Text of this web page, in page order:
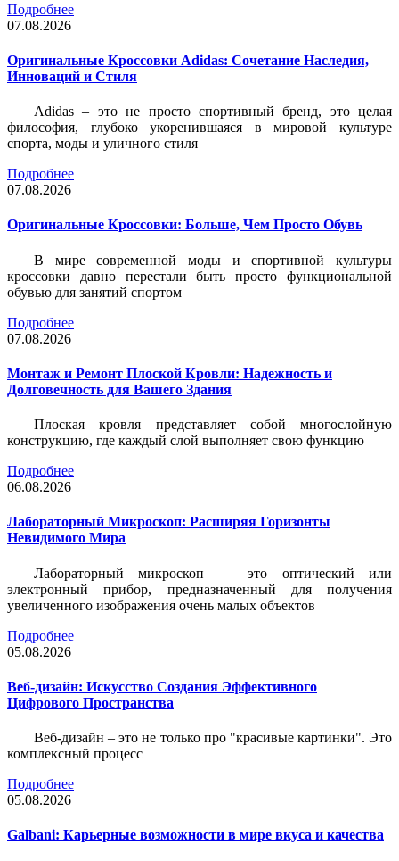
Подробнее
07.08.2026
Оригинальные Кроссовки Adidas: Сочетание Наследия,
Инноваций и Стиля
Adidas – это не просто спортивный бренд, это целая
философия, глубоко укоренившаяся в мировой культуре
спорта, моды и уличного стиля
Подробнее
07.08.2026
Оригинальные Кроссовки: Больше, Чем Просто Обувь
В мире современной моды и спортивной культуры
кроссовки давно перестали быть просто функциональной
обувью для занятий спортом
Подробнее
07.08.2026
Монтаж и Ремонт Плоской Кровли: Надежность и
Долговечность для Вашего Здания
Плоская кровля представляет собой многослойную
конструкцию, где каждый слой выполняет свою функцию
Подробнее
06.08.2026
Лабораторный Микроскоп: Расширяя Горизонты
Невидимого Мира
Лабораторный микроскоп — это оптический или
электронный прибор, предназначенный для получения
увеличенного изображения очень малых объектов
Подробнее
05.08.2026
Веб-дизайн: Искусство Создания Эффективного
Цифрового Пространства
Веб-дизайн – это не только про "красивые картинки". Это
комплексный процесс
Подробнее
05.08.2026
Galbani: Карьерные возможности в мире вкуса и качества